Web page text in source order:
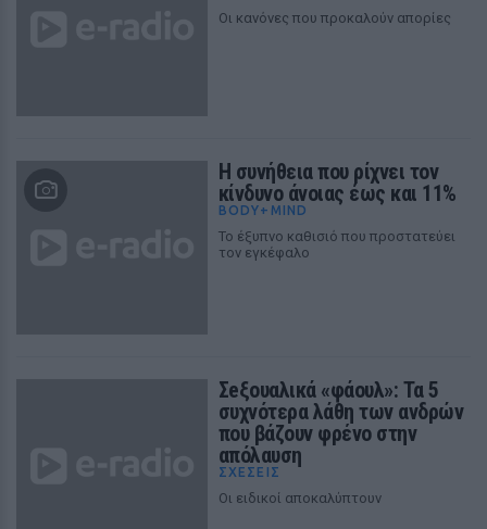
Οι κανόνες που προκαλούν απορίες
Η συνήθεια που ρίχνει τον
κίνδυνο άνοιας έως και 11%
BODY+MIND
Το έξυπνο καθισιό που προστατεύει
τον εγκέφαλο
Σeξουαλικά «φάουλ»: Τα 5
συχνότερα λάθη των ανδρών
που βάζουν φρένο στην
απόλαυση
ΣΧΕΣΕΙΣ
Οι ειδικοί αποκαλύπτουν